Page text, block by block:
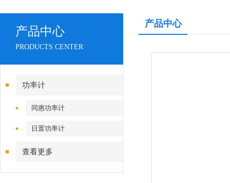
产品中心
PRODUCTS CENTER
功率计
同惠功率计
日置功率计
查看更多
产品中心